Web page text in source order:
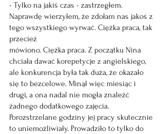
- Tylko na jakiś czas - zastrzegłem.
Naprawdę wierzyłem, że zdołam nas jakoś z
tego wszystkiego wyrwać. Ciężka praca, tak
przecież
mówiono. Ciężka praca. Z początku Nina
chciała dawać korepetycje z angielskiego,
ale konkurencja była tak duża, że okazało
się to bezcelowe. Minął więc miesiąc i
drugi, a ona nadal nie mogła znaleźć
żadnego dodatkowego zajęcia.
Porozstrzelane godziny jej pracy skutecznie
to uniemożliwiały. Prowadziło to tylko do